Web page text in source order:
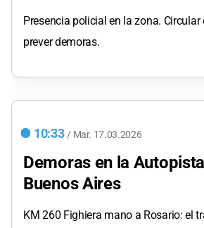
Presencia policial en la zona.
prever demoras.
10:33 / Mar. 17.03.2026
Demoras en la
Buenos Aires
KM 260 Fighiera mano a Rosario: el